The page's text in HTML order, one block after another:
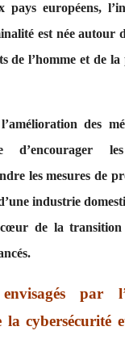
pays européens,
est née autour
de l’homme et de
des
d’encourager
les mesures de
industrie
de la transition
par
la cybersécurité